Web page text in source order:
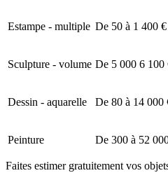
Estampe - multiple De 50 à 1 400 €
Sculpture - volume De 5 000 6 100
Dessin - aquarelle De 80 à 14 000
Peinture De 300 à 52
Faites estimer gratuitement vos